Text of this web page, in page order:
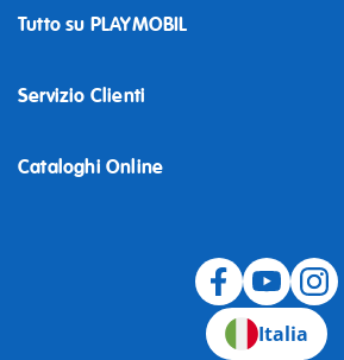
Tutto su PLAYMOBIL
Servizio Clienti
Cataloghi Online
Italia